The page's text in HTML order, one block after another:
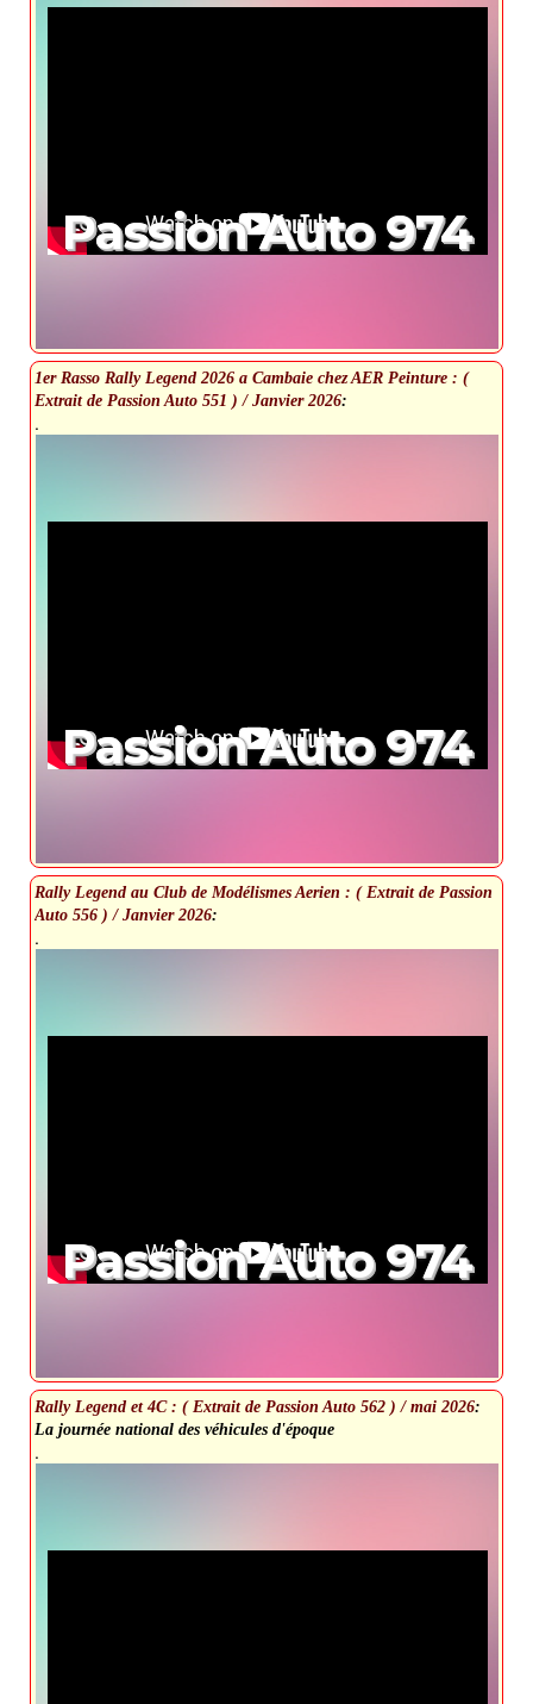
Passion Auto 974
1er Rasso Rally Legend 2026 a Cambaie chez AER Peinture : (
Extrait de Passion Auto 551 ) / Janvier 2026:
.
Passion Auto 974
Rally Legend au Club de Modélismes Aerien : ( Extrait de Passion
Auto 556 ) / Janvier 2026:
.
Passion Auto 974
Rally Legend et 4C : ( Extrait de Passion Auto 562 ) / mai 2026:
La journée national des véhicules d'époque
.